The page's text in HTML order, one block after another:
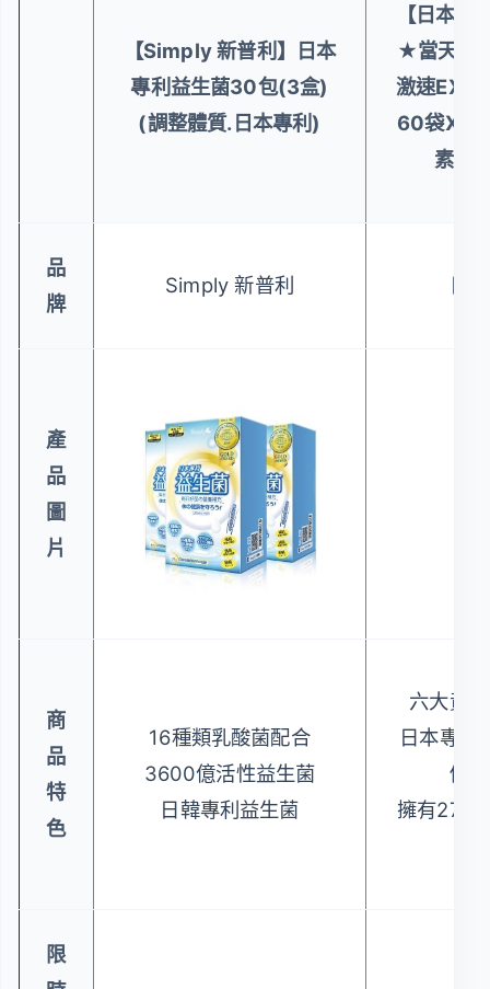
【Simply 新普利】日本
專利益生菌30包(3盒)
(調整體質.日本專利)
【日本味
★當天有
激速EX益
60袋X2
素、
品
牌
Simply 新普利 日
產
品
圖
片
商
品
特
色
16種類乳酸菌配合
3600億活性益生菌
日韓專利益生菌
六大黃
日本專利
促
擁有27項
限